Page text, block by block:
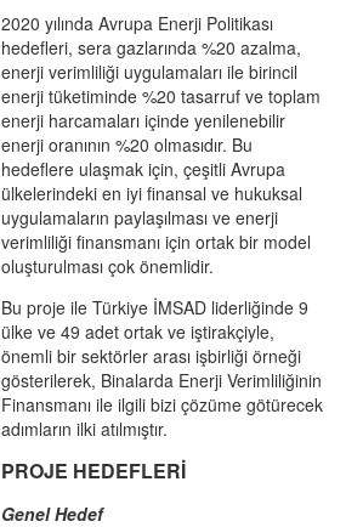
2020 yılında Avrupa Enerji Politikası
hedefleri, sera gazlarında %20 azalma,
enerji verimliliği uygulamaları ile birincil
enerji tüketiminde %20 tasarruf ve toplam
enerji harcamaları içinde yenilenebilir
enerji oranının %20 olmasıdır. Bu
hedeflere ulaşmak için, çeşitli Avrupa
ülkelerindeki en iyi finansal ve hukuksal
uygulamaların paylaşılması ve enerji
verimliliği finansmanı için ortak bir model
oluşturulması çok önemlidir.
Bu proje ile Türkiye İMSAD liderliğinde 9
ülke ve 49 adet ortak ve iştirakçiyle,
önemli bir sektörler arası işbirliği örneği
gösterilerek, Binalarda Enerji Verimliliğinin
Finansmanı ile ilgili bizi çözüme götürecek
adımların ilki atılmıştır.
PROJE HEDEFLERİ
Genel Hedef